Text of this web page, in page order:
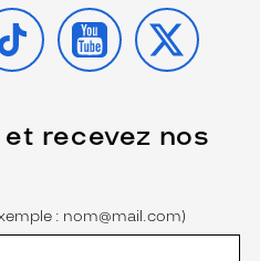
YOUTUBE
X
recevez nos
: nom@mail.com)